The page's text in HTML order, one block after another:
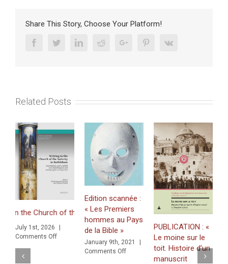
de
Share This Story, Choose Your Platform!
FacebookTwitterLinkedinRedditGoogle+ PinterestVk
Related Posts
in the Church of the Nativity in Bethlehem. Inscriptions and
July 1st, 2026
Comments Offon
in a Multilingual and Multigraphic Perspective
Edition scannée :
« Les Premiers
hommes au Pays
de la Bible »
January 9th, 2021
|
Comments Offon
PUBLICATION : «
Le moine sur le
toit. Histoire d’un
manuscrit